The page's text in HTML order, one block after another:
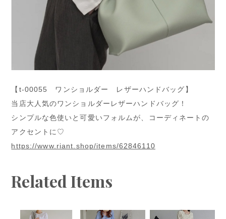
【t-00055 ワンショルダー レザーハンドバッグ】
当店大人気のワンショルダーレザーハンドバッグ！
シンプルな色使いと可愛いフォルムが、コーディネートの
アクセントに♡
https://www.riant.shop/items/62846110
Related Items